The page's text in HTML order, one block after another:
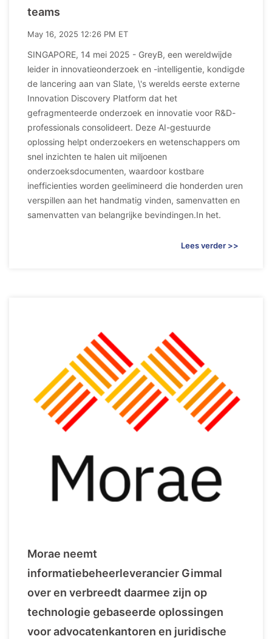
teams
May 16, 2025 12:26 PM ET
SINGAPORE, 14 mei 2025 - GreyB, een wereldwijde
leider in innovatieonderzoek en -intelligentie, kondigde
de lancering aan van Slate, \'s werelds eerste externe
Innovation Discovery Platform dat het
gefragmenteerde onderzoek en innovatie voor R&D-
professionals consolideert. Deze AI-gestuurde
oplossing helpt onderzoekers en wetenschappers om
snel inzichten te halen uit miljoenen
onderzoeksdocumenten, waardoor kostbare
inefficienties worden geelimineerd die honderden uren
verspillen aan het handmatig vinden, samenvatten en
samenvatten van belangrijke bevindingen.In het.
Lees verder >>
Morae neemt
informatiebeheerleverancier Gimmal
over en verbreedt daarmee zijn op
technologie gebaseerde oplossingen
voor advocatenkantoren en juridische